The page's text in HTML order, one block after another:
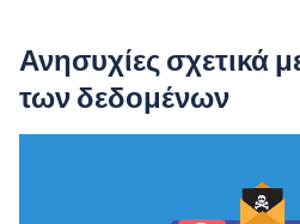
Ανησυχίες σχετικά
των δεδομένων